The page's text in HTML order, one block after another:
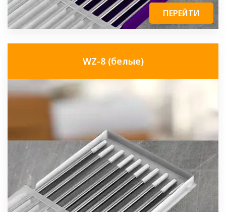
ПЕРЕЙТИ
WZ-8 (белые)